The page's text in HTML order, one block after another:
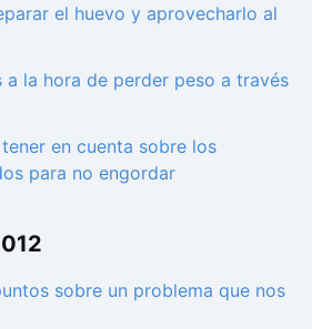
el huevo y aprovecharlo al
a la hora de perder peso a través
en cuenta sobre los
para no engordar
sobre un problema que nos